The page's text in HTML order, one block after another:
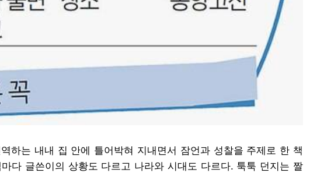
역하는 내내 집 안에 틀어박혀 지내면서 잠언과 성찰을 주제로 한 책
다 글쓴이의 상황도 다르고 나라와 시대도 다르다. 툭툭 던지는 짤